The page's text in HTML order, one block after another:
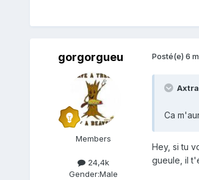
gorgorgueu
Members
24,4k
Gender:Male
Posté(e) 6
Ca
Hey, si tu
gueule, il